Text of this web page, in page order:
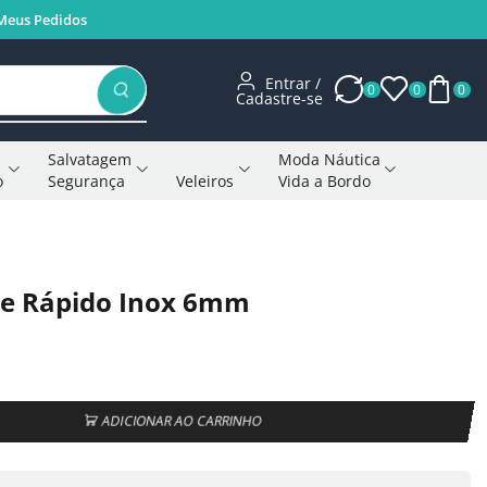
Pedidos
Entrar /
Cadastre-se 0 0 0
Salvatagem
Segurança
Veleiros
Moda Náutica
Vida a Bordo
Rápido Inox 6mm
ADICIONAR AO CARRINHO